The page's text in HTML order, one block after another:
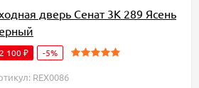
дверь Сенат 3К 289 Ясень
100 ₽ -5%
REX0086